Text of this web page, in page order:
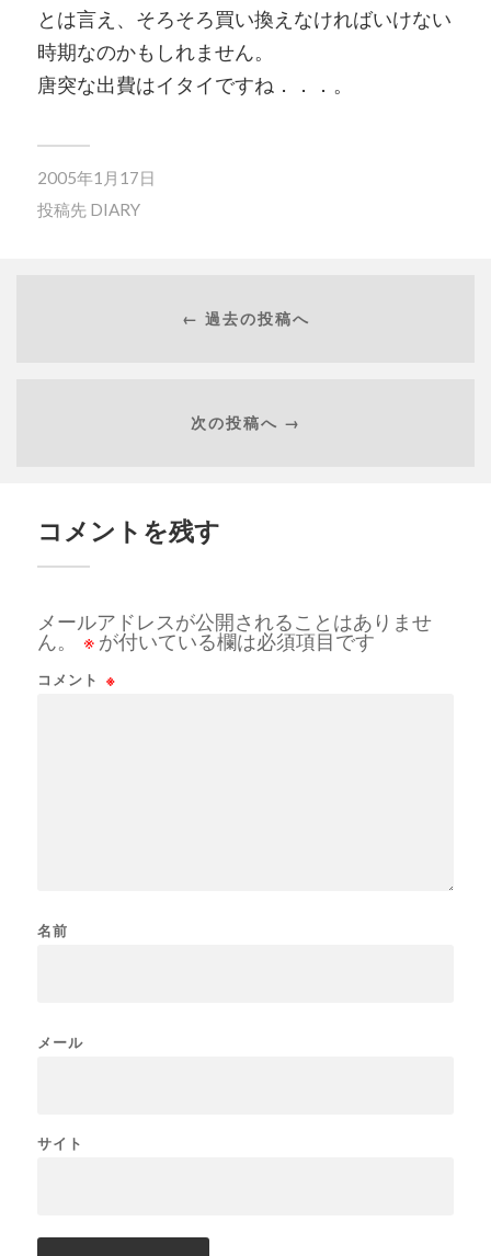
とは言え、そろそろ買い換えなければいけない
時期なのかもしれません。
唐突な出費はイタイですね．．．。
2005年1月17日
投稿先 DIARY
← 過去の投稿へ
次の投稿へ →
コメントを残す
メールアドレスが公開されることはありませ
ん。
※ が付いている欄は必須項目です
コメント ※
名前
メール
サイト